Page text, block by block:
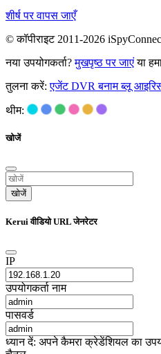
शीर्ष पर वापस जाएँ
© कॉपीराइट 2011-2026
नया उपयोगकर्ता?मुखपृष्ठ पर जाएंया
तुलना करें:एजेंट DVR बनाम ब्लू
थीम:
खोजें
खोजें
Kerui वीडियो URL जेनरेटर
IP
उपयोगकर्ता नाम
पासवर्ड
ध्यान दें: अपने कैमरा क्रेडेंशियल का